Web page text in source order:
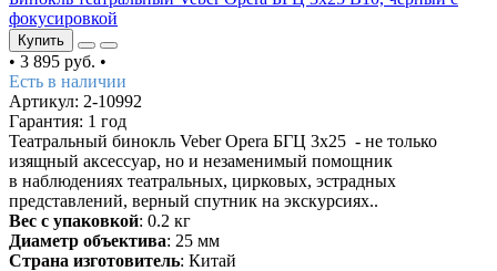
фокусировкой
Купить
• 3 895 руб. •
Есть в наличии
Артикул: 2-10992
Гарантия: 1 год
Театральный бинокль Veber Opera БГЦ 3x25 - не только
изящный аксессуар, но и незаменимый помощник
в наблюдениях театральных, цирковых, эстрадных
представлений, верный спутник на экскурсиях..
Вес с упаковкой: 0.2 кг
Диаметр объектива: 25 мм
Страна изготовитель: Китай